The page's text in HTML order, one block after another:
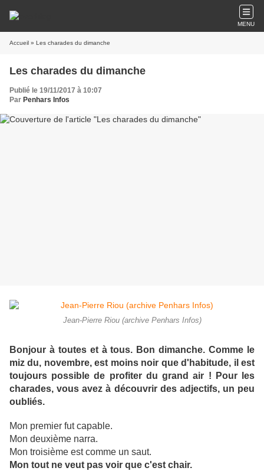
MENU
Accueil » Les charades du dimanche
Les charades du dimanche
Publié le 19/11/2017 à 10:07
Par Penhars Infos
Jean-Pierre Riou (archive Penhars Infos)
Bonjour à toutes et à tous. Bon dimanche. Comme le
miz du, novembre, est moins noir que d'habitude, il est
toujours possible de profiter du grand air ! Pour les
charades, vous avez à découvrir des adjectifs, un peu
oubliés.
Mon premier fut capable.
Mon deuxième narra.
Mon troisième est comme un saut.
Mon tout ne veut pas voir que c'est chair.